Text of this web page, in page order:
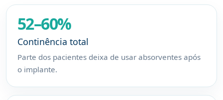
52–60%
Continência total
Parte dos pacientes deixa de usar absorventes após
o implante.